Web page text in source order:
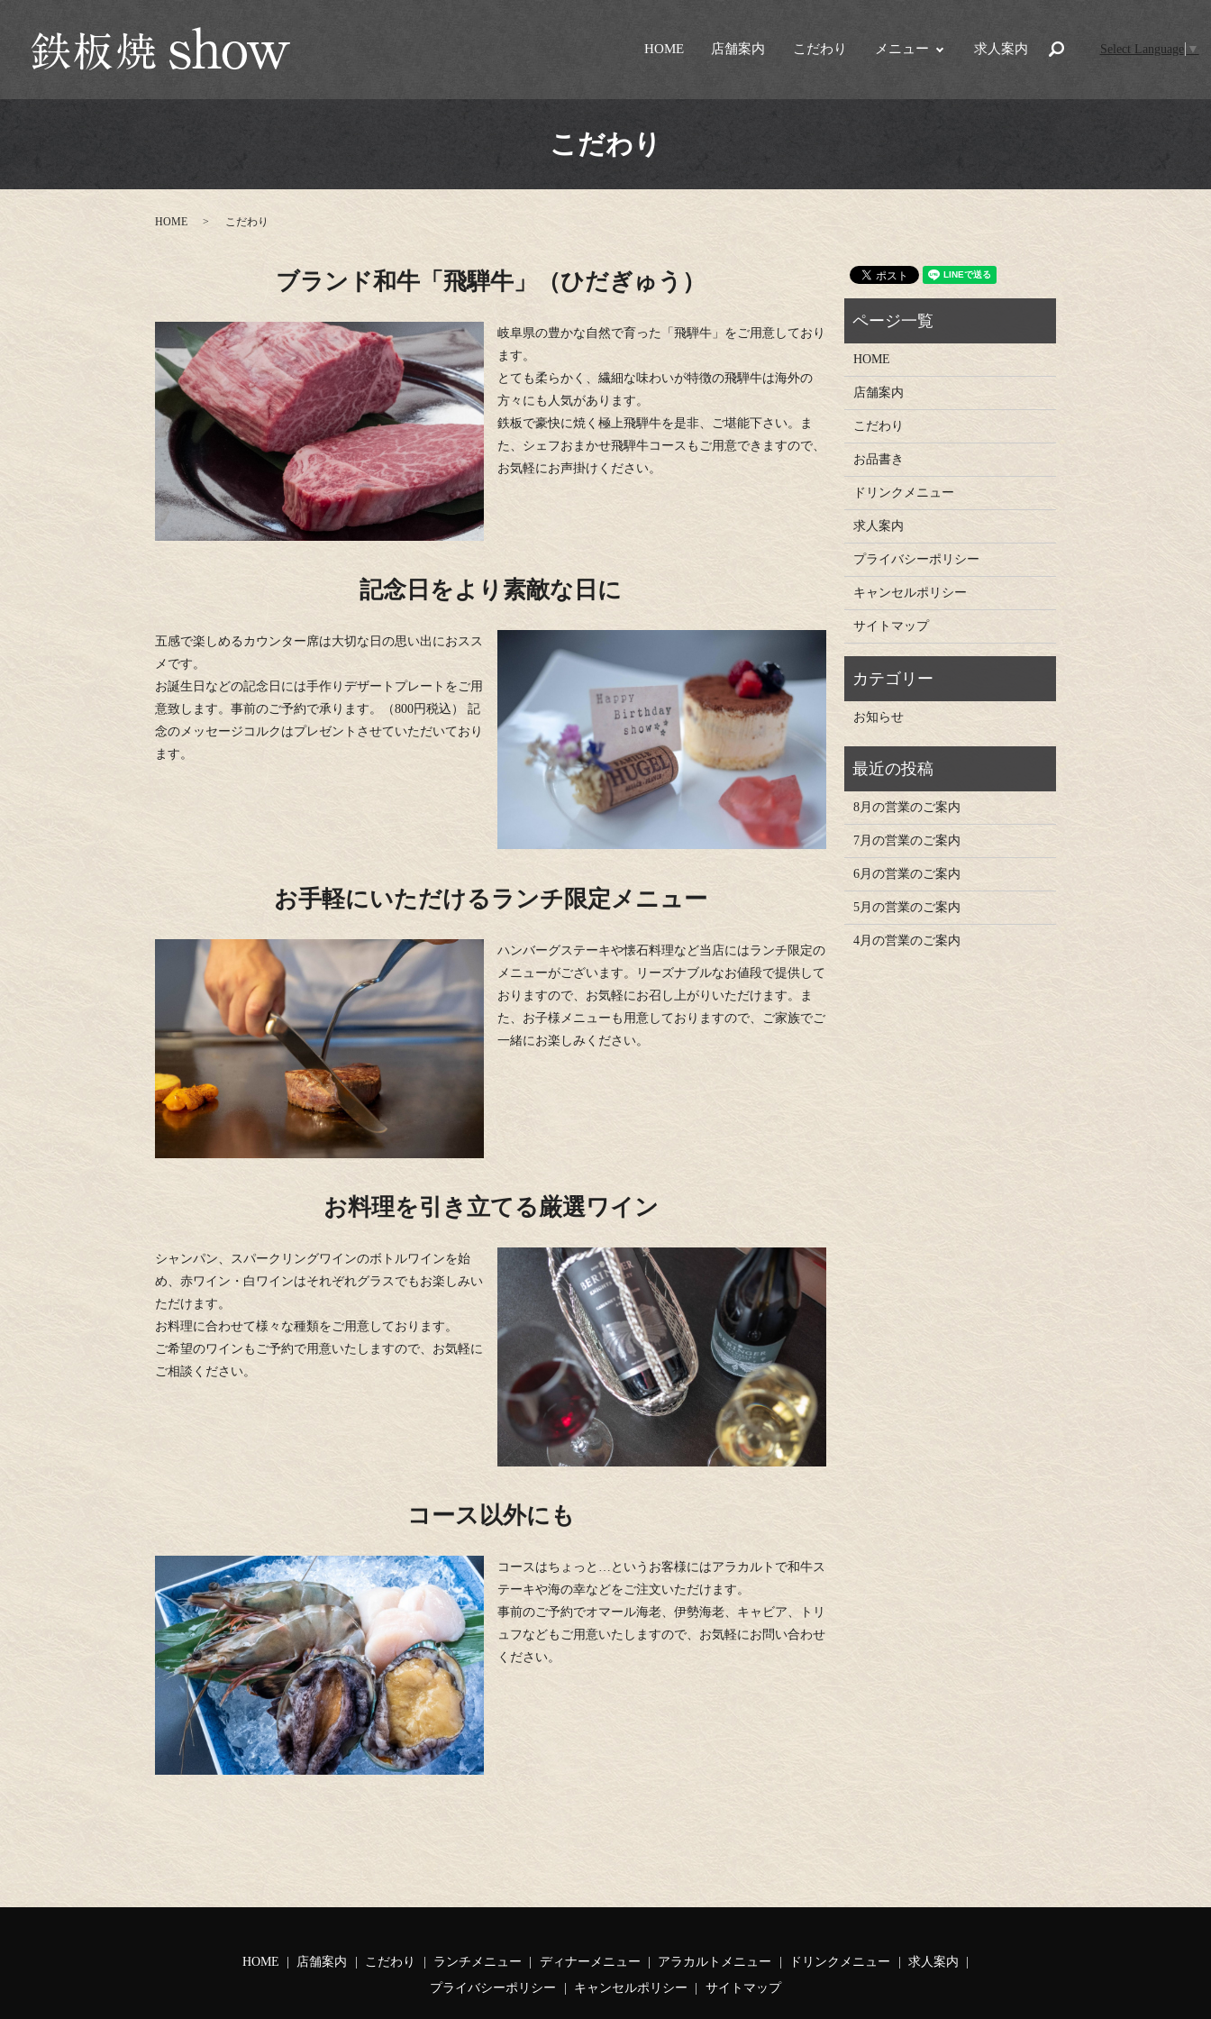
HOME 店舗案内 こだわり メニュー 求人案内 searchSelect Language ▼
こだわり
HOME こだわり
ブランド和牛「飛騨牛」（ひだぎゅう）
岐阜県の豊かな自然で育った「飛騨牛」をご用意しており
ます。
とても柔らかく、繊細な味わいが特徴の飛騨牛は海外の
方々にも人気があります。
鉄板で豪快に焼く極上飛騨牛を是非、ご堪能下さい。ま
た、シェフおまかせ飛騨牛コースもご用意できますので、
お気軽にお声掛けください。
記念日をより素敵な日に
五感で楽しめるカウンター席は大切な日の思い出におスス
メです。
お誕生日などの記念日には手作りデザートプレートをご用
意致します。事前のご予約で承ります。（800円税込） 記
念のメッセージコルクはプレゼントさせていただいており
ます。
お手軽にいただけるランチ限定メニュー
ハンバーグステーキや懐石料理など当店にはランチ限定の
メニューがございます。リーズナブルなお値段で提供して
おりますので、お気軽にお召し上がりいただけます。ま
た、お子様メニューも用意しておりますので、ご家族でご
一緒にお楽しみください。
お料理を引き立てる厳選ワイン
シャンパン、スパークリングワインのボトルワインを始
め、赤ワイン・白ワインはそれぞれグラスでもお楽しみい
ただけます。
お料理に合わせて様々な種類をご用意しております。
ご希望のワインもご予約で用意いたしますので、お気軽に
ご相談ください。
コース以外にも
コースはちょっと…というお客様にはアラカルトで和牛ス
テーキや海の幸などをご注文いただけます。
事前のご予約でオマール海老、伊勢海老、キャビア、トリ
ュフなどもご用意いたしますので、お気軽にお問い合わせ
ください。
HOME
店舗案内
こだわり
お品書き
ドリンクメニュー
求人案内
プライバシーポリシー
キャンセルポリシー
サイトマップ
お知らせ
8月の営業のご案内
7月の営業のご案内
6月の営業のご案内
5月の営業のご案内
4月の営業のご案内
HOME 店舗案内 こだわり ランチメニュー ディナーメニュー アラカルトメニュー ドリンクメニュー
求人案内
プライバシーポリシー
キャンセルポリシー サイトマップ